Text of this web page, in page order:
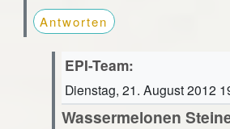
Antworten
EPI-Team:
Dienstag, 21. August 2012
Wassermelonen